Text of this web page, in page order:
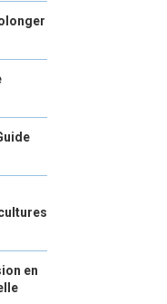
en